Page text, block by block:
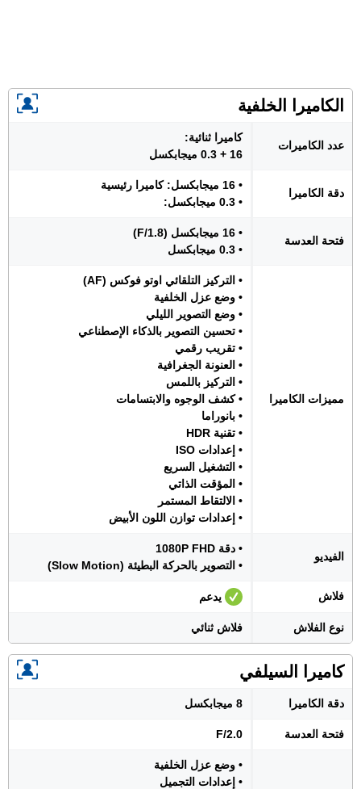
الكاميرا الخلفية
عدد الكاميرات
كاميرا ثنائية:
16 + 0.3 ميجابكسل
دقة الكاميرا
• 16 ميجابكسل: كاميرا رئيسية
• 0.3 ميجابكسل:
فتحة العدسة
• 16 ميجابكسل (F/1.8)
• 0.3 ميجابكسل
مميزات الكاميرا
• التركيز التلقائي اوتو فوكس (AF)
• وضع عزل الخلفية
• وضع التصوير الليلي
• تحسين التصوير بالذكاء الإصطناعي
• تقريب رقمي
• العنونة الجغرافية
• التركيز باللمس
• كشف الوجوه والابتسامات
• بانوراما
• تقنية HDR
• إعدادات ISO
• التشغيل السريع
• المؤقت الذاتي
• الالتقاط المستمر
• إعدادات توازن اللون الأبيض
الفيديو
• دقة 1080P FHD
• التصوير بالحركة البطيئة (Slow Motion)
فلاش يدعم
نوع الفلاش فلاش ثنائي
كاميرا السيلفي
دقة الكاميرا 8 ميجابكسل
فتحة العدسة F/2.0
• وضع عزل الخلفية
• إعدادات التجميل